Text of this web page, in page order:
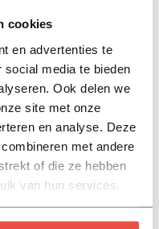
cookies
en advertenties te
media te bieden
Ook delen we
site met onze
en analyse. Deze
met andere
of die ze hebben
van hun services.